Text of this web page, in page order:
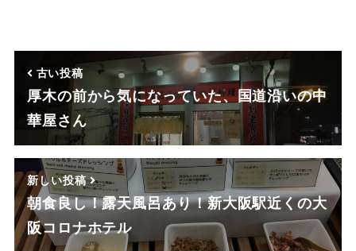
古い投稿
厚木の前から気になっていた、国道沿いの中
華屋さん
新しい投稿
朝食良し！露天風呂あり！新大阪駅近くの大
阪コロナホテル